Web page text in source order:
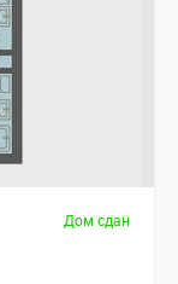
Дом сдан